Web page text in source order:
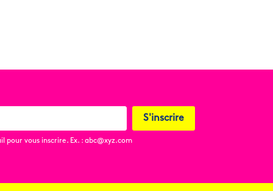
pour vous inscrire. Ex. : abc@xyz.com
S'inscrire